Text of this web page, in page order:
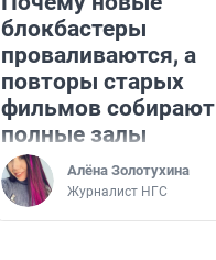
блокбастеры
проваливаются, а
повторы старых
фильмов собирают
полные залы
Алёна Золотухина
Журналист НГС